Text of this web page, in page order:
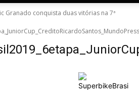
Granado conquista duas vitórias na 7ª